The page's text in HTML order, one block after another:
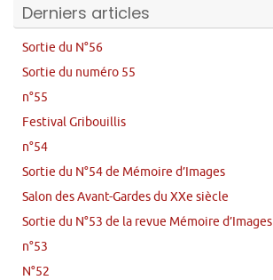
Derniers articles
Sortie du N°56
Sortie du numéro 55
n°55
Festival Gribouillis
n°54
Sortie du N°54 de Mémoire d’Images
Salon des Avant-Gardes du XXe siècle
Sortie du N°53 de la revue Mémoire d’Images
n°53
N°52